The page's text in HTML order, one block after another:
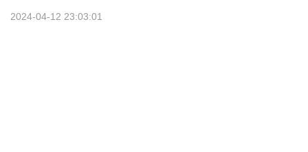
2024-04-12 23:03:01